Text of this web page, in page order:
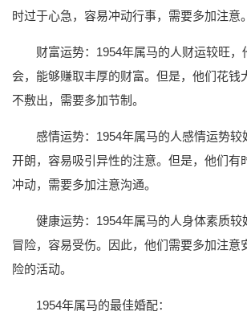
时过于心急，容易冲动行事，需要多加注意。
财富运势：1954年属马的人财运较旺，
会，能够赚取丰厚的财富。但是，他们花钱
不敷出，需要多加节制。
感情运势：1954年属马的人感情运势较
开朗，容易吸引异性的注意。但是，他们有
冲动，需要多加注意沟通。
健康运势：1954年属马的人身体素质较
冒险，容易受伤。因此，他们需要多加注意
险的活动。
1954年属马的最佳婚配：